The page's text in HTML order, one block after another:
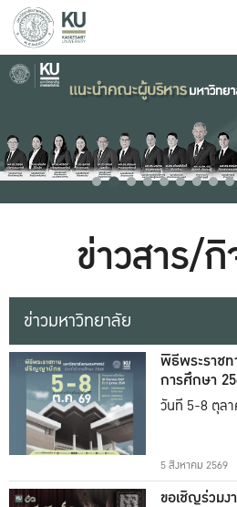
ข่าวสาร/
ข่าวมหาวิทยาลัย
พิธีพระราช
การศึกษา
วันที่ 5-8 ตุล
5 สิงหาคม 2569
ขอเชิญร่วมง